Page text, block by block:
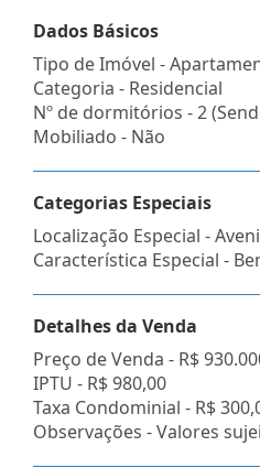
Dados Básicos
Tipo de Imóvel -
Categoria - Residencial
Nº de dormitórios - 2
Mobiliado - Não
Categorias Especiais
Localização Especial -
Característica Especial -
Detalhes da Venda
Preço de Venda - R$
IPTU - R$ 980,00
Taxa Condominial - R$
Observações - Valores